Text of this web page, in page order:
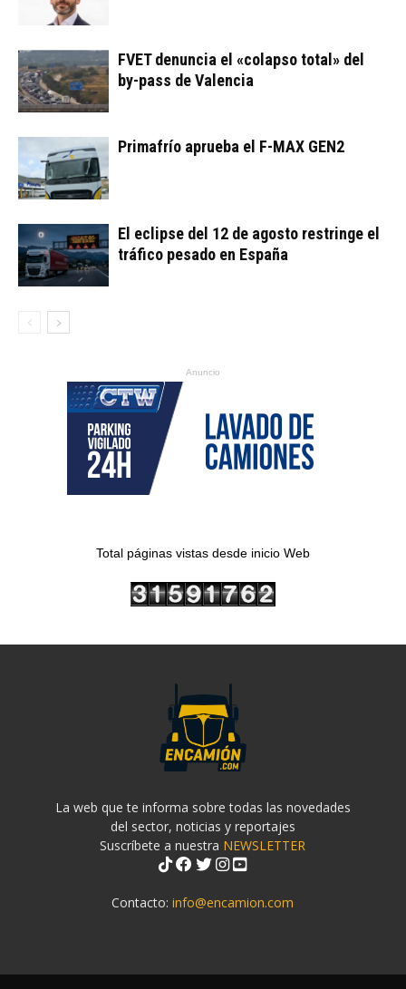
FVET denuncia el «colapso total» del
by-pass de Valencia
Primafrío aprueba el F-MAX GEN2
El eclipse del 12 de agosto restringe el
tráfico pesado en España
Anuncio
Total páginas vistas desde inicio Web
La web que te informa sobre todas las novedades
del sector, noticias y reportajes
Suscríbete a nuestra NEWSLETTER
Contacto:info@encamion.com